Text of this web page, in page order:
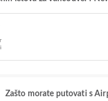
Zašto morate putovati s